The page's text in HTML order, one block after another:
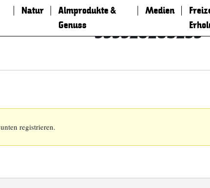
Natur
Almprodukte &
Genuss
Medien
333328269253
registrieren.